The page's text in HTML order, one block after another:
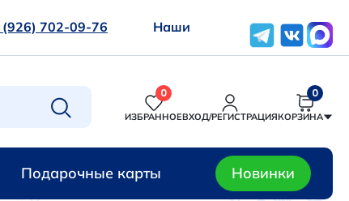
(926) 702-09-76
Наши
0
ИЗБРАННОЕВХОД/РЕГИСТРАЦИЯ
0
КОРЗИНА
Подарочные карты Новинки